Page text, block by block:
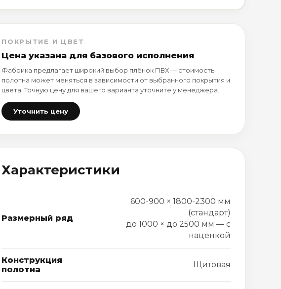
ПОКРЫТИЕ И ЦВЕТ
Цена указана для базового исполнения
Фабрика предлагает широкий выбор плёнок ПВХ — стоимость
полотна может меняться в зависимости от выбранного покрытия и
цвета. Точную цену для вашего варианта уточните у менеджера.
Уточнить цену
Характеристики
Размерный ряд
600-900 × 1800-2300 мм
(стандарт)
до 1000 × до 2500 мм — с
наценкой
Конструкция
полотна
Щитовая